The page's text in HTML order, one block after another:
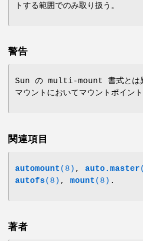
トする範囲でのみ取り扱う。
警告
Sun の multi-mount 書式とは
マウントにおいてマウントポイント
関連項目
automount (8) , auto.master
autofs(8) , mount (8) .
著者